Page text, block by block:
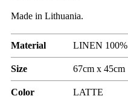
Made in Lithuania.
Material LINEN 100%
Size 67cm x 45cm
Color LATTE